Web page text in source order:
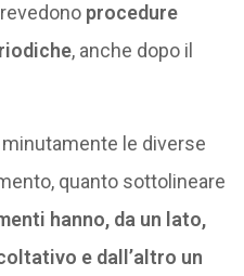
procedure
, anche dopo il
le diverse
quanto sottolineare
hanno, da un lato,
e dall’altro un